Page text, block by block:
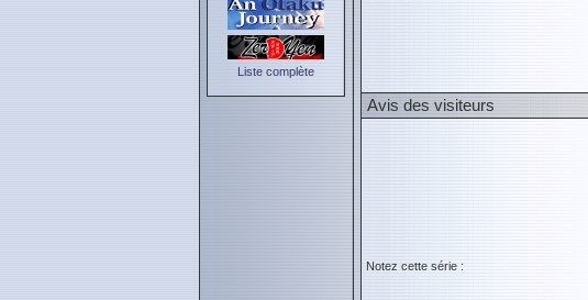
Liste complète
Avis des visiteurs
Notez cette série :